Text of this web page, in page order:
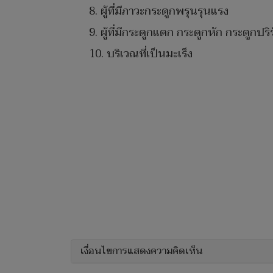
8. ผู้ที่มีภาวะกระดูกพรุนรุนแรง
9. ผู้ที่มีกระดูกแตก กระดูกหัก กระดูกป
10. บริเวณที่เป็นมะเร็ง
เงื่อนไขการแสดงความคิดเห็น